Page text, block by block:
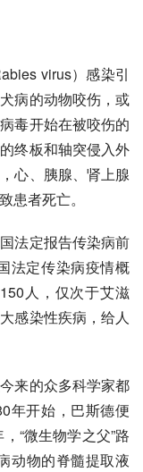
virus）感染引
病的动物咬伤，或
毒开始在被咬伤的
的终板和轴突侵入外
心、胰腺、肾上腺
患者死亡。
法定报告传染病前
法定传染病疫情概
人，仅次于艾滋
感染性疾病，给人
来的众多科学家都
年开始， 巴斯德便
“微生物学之父”路
动物的脊髓提取液